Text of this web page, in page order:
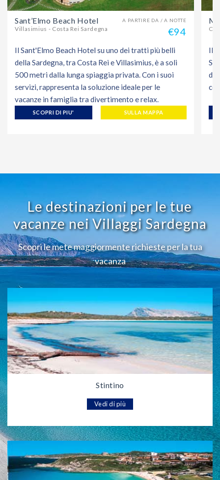
A PARTIRE DA / A NOTTE
€94
Sant’Elmo Beach Hotel
Villasimius - Costa Rei Sardegna
Il Sant'Elmo Beach Hotel su uno dei tratti più belli
della Sardegna, tra Costa Rei e Villasimius, è a soli
500 metri dalla lunga spiaggia privata. Con i suoi
servizi, rappresenta la soluzione ideale per le
vacanze in famiglia tra divertimento e relax.
SCOPRI DI PIU' SULLA MAPPA
Il
di
Le destinazioni per le tue
vacanze nei Villaggi Sardegna
Scopri le mete maggiormente richieste per la tua
vacanza
Stintino
Vedi di più